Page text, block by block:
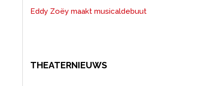
Eddy Zoëy maakt musicaldebuut
THEATERNIEUWS